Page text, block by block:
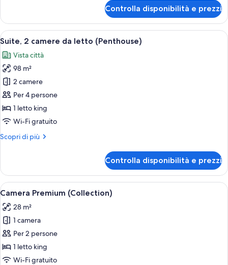
1
camera
da
(Penthouse)
Controlla disponibilità e prezzi
Apri
tutte
le
foto
per
Suite,
2
camere
letto
Camera d'albergo moderna con un
12
Suite, 2 camere da letto (Penthouse)
Vista città
98 m²
2 camere
Per 4 persone
1 letto king
Wi-Fi gratuito
Scopri di più
Altri
2
camere
da
(Penthouse)
Controlla disponibilità e prezzi
Apri
tutte
le
foto
per
Camera
Premium
Una moderna camera d'albergo con
9
Camera Premium (Collection)
28 m²
1 camera
Per 2 persone
1 letto king
Wi-Fi gratuito